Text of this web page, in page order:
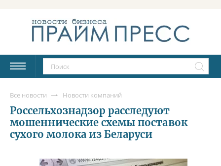
Все новости Новости компаний
Россельхознадзор расследуют
мошеннические схемы поставок
сухого молока из Беларуси